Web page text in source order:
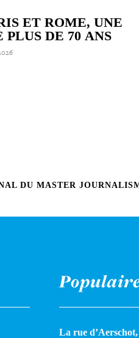
ET ROME, UNE
DE 70 ANS
DU MASTER
La rue